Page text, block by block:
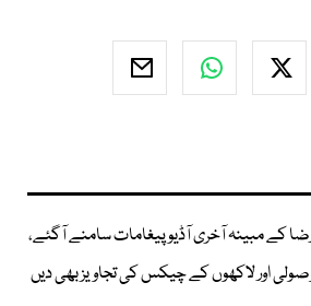
کے مبینہ آخری آڈیو پیغامات سامنے آگئے،
اور لاکھوں کے چیکس کی تجاویز بھی دیں